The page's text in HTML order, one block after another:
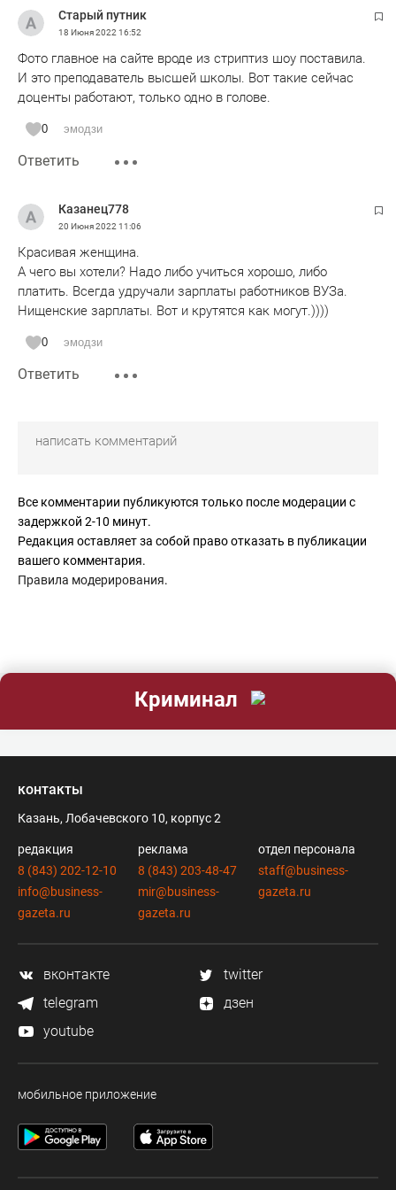
почему-то не применяются. Так Татарстан будет всегда
оставаться насквозь коррупционен.
Старый путник
18 Июня 2022 16:52
Фото главное на сайте вроде из стриптиз шоу поставила.
И это преподаватель высшей школы. Вот такие сейчас
доценты работают, только одно в голове.
0 эмодзи
Ответить
Казанец778
20 Июня 2022 11:06
Красивая женщина.
А чего вы хотели? Надо либо учиться хорошо, либо
платить. Всегда удручали зарплаты работников ВУЗа.
Нищенские зарплаты. Вот и крутятся как могут.))))
0 эмодзи
Ответить
Все комментарии публикуются только после модерации с
задержкой 2-10 минут.
Редакция оставляет за собой право отказать в публикации
вашего комментария.
Правила модерирования.
Криминал
контакты
Казань, Лобачевского 10, корпус 2
редакция
8 (843) 202-12-10
info@business-
gazeta.ru
реклама
8 (843) 203-48-47
mir@business-
gazeta.ru
отдел персонала
staff@business-
gazeta.ru
вконтакте
twitter
telegram
дзен
youtube
мобильное приложение